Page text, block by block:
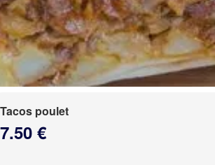
Tacos poulet
7.50 €